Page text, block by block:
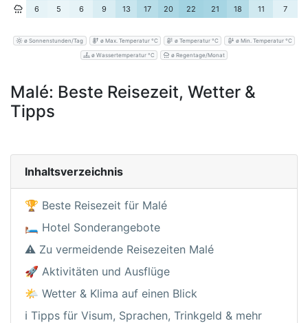
6
5 6 9 13 17 20 22 21 18 11 7
ø Sonnenstunden/Tag ø Max. Temperatur °C ø Temperatur °C ø Min. Temperatur °C
ø Wassertemperatur °C ø Regentage/Monat
Malé: Beste Reisezeit, Wetter &
Tipps
Inhaltsverzeichnis
🏆 Beste Reisezeit für Malé
🛏️ Hotel Sonderangebote
⚠️ Zu vermeidende Reisezeiten Malé
🚀 Aktivitäten und Ausflüge
🌤️ Wetter & Klima auf einen Blick
ℹ️ Tipps für Visum, Sprachen, Trinkgeld & mehr